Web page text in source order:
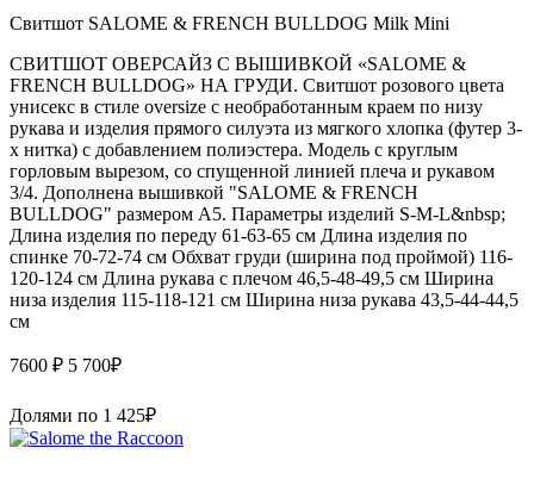
Свитшот SALOME & FRENCH BULLDOG Milk Mini
СВИТШОТ ОВЕРСАЙЗ С ВЫШИВКОЙ «SALOME &
FRENCH BULLDOG» НА ГРУДИ. Свитшот розового цвета
унисекс в стиле oversize с необработанным краем по низу
рукава и изделия прямого силуэта из мягкого хлопка (футер 3-
х нитка) с добавлением полиэстера. Модель с круглым
горловым вырезом, со спущенной линией плеча и рукавом
3/4. Дополнена вышивкой "SALOME & FRENCH
BULLDOG" размером А5. Параметры изделий S-M-L&nbsp;
Длина изделия по переду 61-63-65 см Длина изделия по
спинке 70-72-74 см Обхват груди (ширина под проймой) 116-
120-124 см Длина рукава с плечом 46,5-48-49,5 см Ширина
низа изделия 115-118-121 см Ширина низа рукава 43,5-44-44,5
см
7600 ₽ 5 700₽
Долями по 1 425₽